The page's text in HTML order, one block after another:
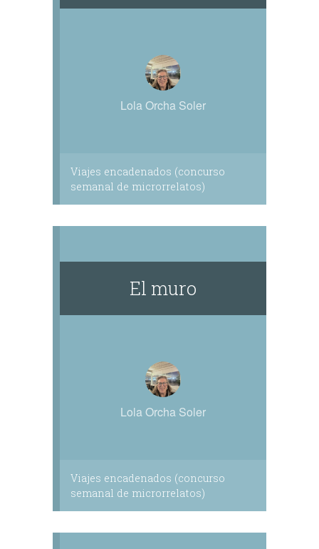
Lola Orcha Soler
Viajes encadenados (concurso
semanal de microrrelatos)
El muro
Lola Orcha Soler
Viajes encadenados (concurso
semanal de microrrelatos)